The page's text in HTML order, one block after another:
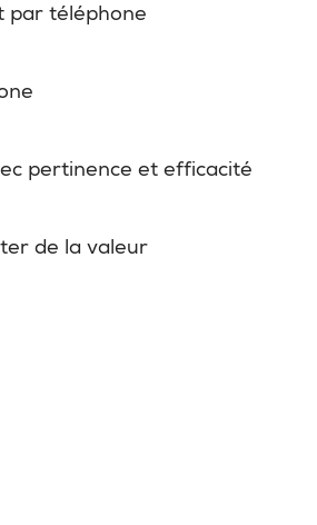
par téléphone
pertinence et efficacité
de la valeur